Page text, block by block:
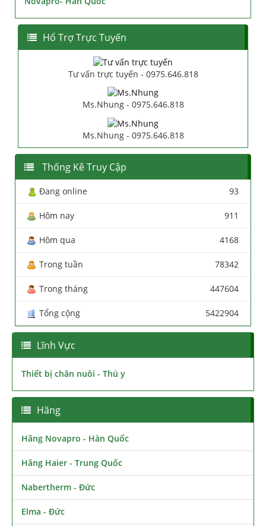
Hổ Trợ Trực Tuyến
Tư vấn trực tuyến - 0975.646.818
Ms.Nhung - 0975.646.818
Ms.Nhung - 0975.646.818
Thống Kê Truy Cập
Đang online 93
Hôm nay 911
Hôm qua 4168
Trong tuần 78342
Trong tháng 447604
Tổng cộng 5422904
Lĩnh Vực
Thiết bị chăn nuôi - Thú y
Hãng
Hãng Novapro - Hàn Quốc
Hãng Haier - Trung Quốc
Nabertherm - Đức
Elma - Đức